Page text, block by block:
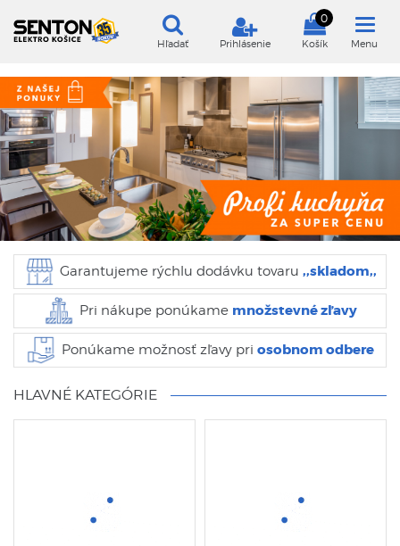
Hľadať Prihlásenie
0
Košík Menu
Garantujeme rýchlu dodávku tovaru ,,skladom,,
Pri nákupe ponúkame množstevné zľavy
Ponúkame možnosť zľavy pri osobnom odbere
HLAVNÉ KATEGÓRIE